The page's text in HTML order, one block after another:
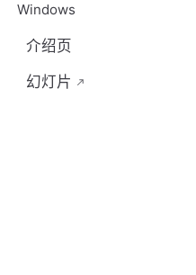
Windows
介绍页
幻灯片